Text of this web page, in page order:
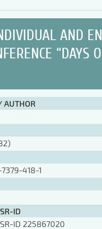
AND
“DAYS
418-1
ID
ID 225867020